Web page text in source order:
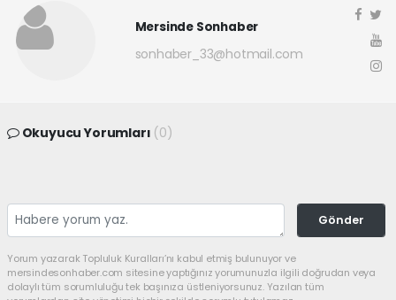
Mersinde Sonhaber
sonhaber_33@hotmail.com
Okuyucu Yorumları (0)
Gönder
Yorum yazarak Topluluk Kuralları’nı kabul etmiş bulunuyor ve
mersindesonhaber.com sitesine yaptığınız yorumunuzla ilgili doğrudan veya
dolaylı tüm sorumluluğu tek başınıza üstleniyorsunuz. Yazılan tüm